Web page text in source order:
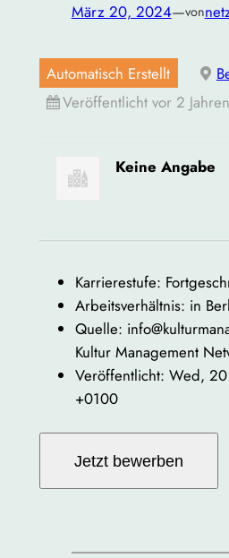
März 20, 2024—von
Automatisch Erstellt
Veröffentlicht vor 2 Jahren
Keine Angabe
Karrierestufe:
Arbeitsverhältnis: in
Quelle:
Kultur Management
Veröffentlicht: Wed,
+0100